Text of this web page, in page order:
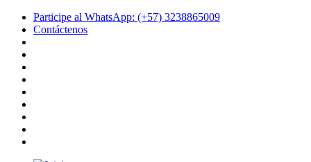
Participe al WhatsApp: (+57) 3238865009
Contáctenos